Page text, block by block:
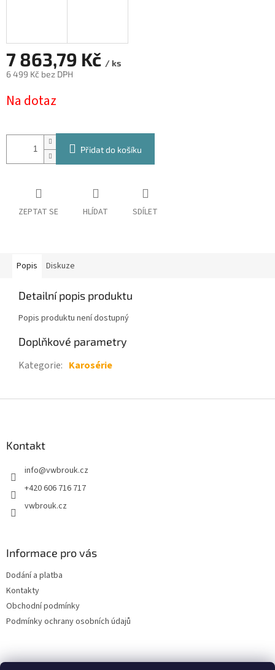
7 863,79 Kč / ks
6 499 Kč bez DPH
cena:
Na dotaz
Přidat do košíku
ZEPTAT SE HLÍDAT SDÍLET
Popis Diskuze
Detailní popis produktu
Popis produktu není dostupný
Doplňkové parametry
Kategorie: Karosérie
Kontakt
info@vwbrouk.cz
+420 606 716 717
vwbrouk.cz
Informace pro vás
Dodání a platba
Kontakty
Obchodní podmínky
Podmínky ochrany osobních údajů